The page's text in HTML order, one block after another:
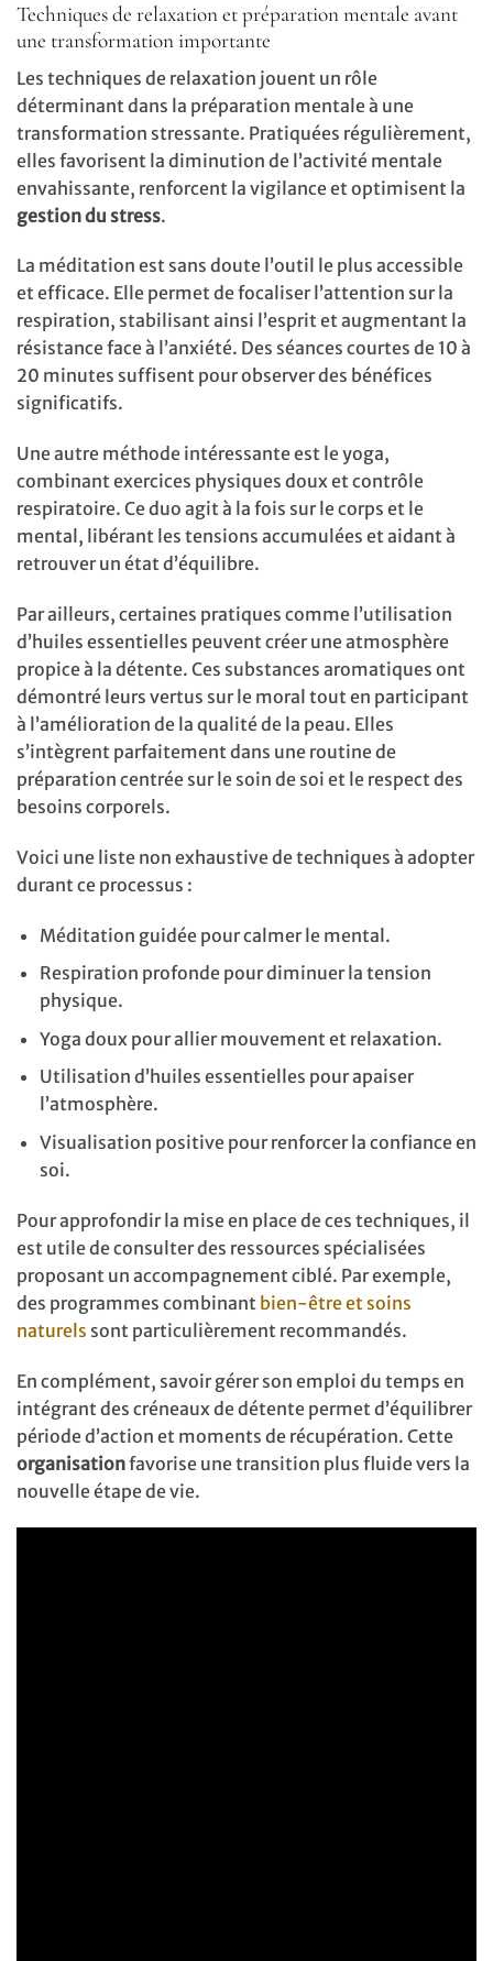
Techniques de relaxation et préparation mentale avant
une transformation importante
Les techniques de relaxation jouent un rôle
déterminant dans la préparation mentale à une
transformation stressante. Pratiquées régulièrement,
elles favorisent la diminution de l’activité mentale
envahissante, renforcent la vigilance et optimisent la
gestion du stress.
La méditation est sans doute l’outil le plus accessible
et efficace. Elle permet de focaliser l’attention sur la
respiration, stabilisant ainsi l’esprit et augmentant la
résistance face à l’anxiété. Des séances courtes de 10 à
20 minutes suffisent pour observer des bénéfices
significatifs.
Une autre méthode intéressante est le yoga,
combinant exercices physiques doux et contrôle
respiratoire. Ce duo agit à la fois sur le corps et le
mental, libérant les tensions accumulées et aidant à
retrouver un état d’équilibre.
Par ailleurs, certaines pratiques comme l’utilisation
d’huiles essentielles peuvent créer une atmosphère
propice à la détente. Ces substances aromatiques ont
démontré leurs vertus sur le moral tout en participant
à l’amélioration de la qualité de la peau. Elles
s’intègrent parfaitement dans une routine de
préparation centrée sur le soin de soi et le respect des
besoins corporels.
Voici une liste non exhaustive de techniques à adopter
durant ce processus :
Méditation guidée pour calmer le mental.
Respiration profonde pour diminuer la tension
physique.
Yoga doux pour allier mouvement et relaxation.
Utilisation d’huiles essentielles pour apaiser
l’atmosphère.
Visualisation positive pour renforcer la confiance en
soi.
Pour approfondir la mise en place de ces techniques, il
est utile de consulter des ressources spécialisées
proposant un accompagnement ciblé. Par exemple,
des programmes combinant bien-être et soins
naturels sont particulièrement recommandés.
En complément, savoir gérer son emploi du temps en
intégrant des créneaux de détente permet d’équilibrer
période d’action et moments de récupération. Cette
organisationfavorise une transition plus fluide vers la
nouvelle étape de vie.